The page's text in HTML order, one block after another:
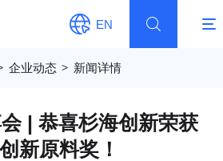
EN
企业动态 > 新闻详情
| 恭喜杉海创新荣获
新原料奖！